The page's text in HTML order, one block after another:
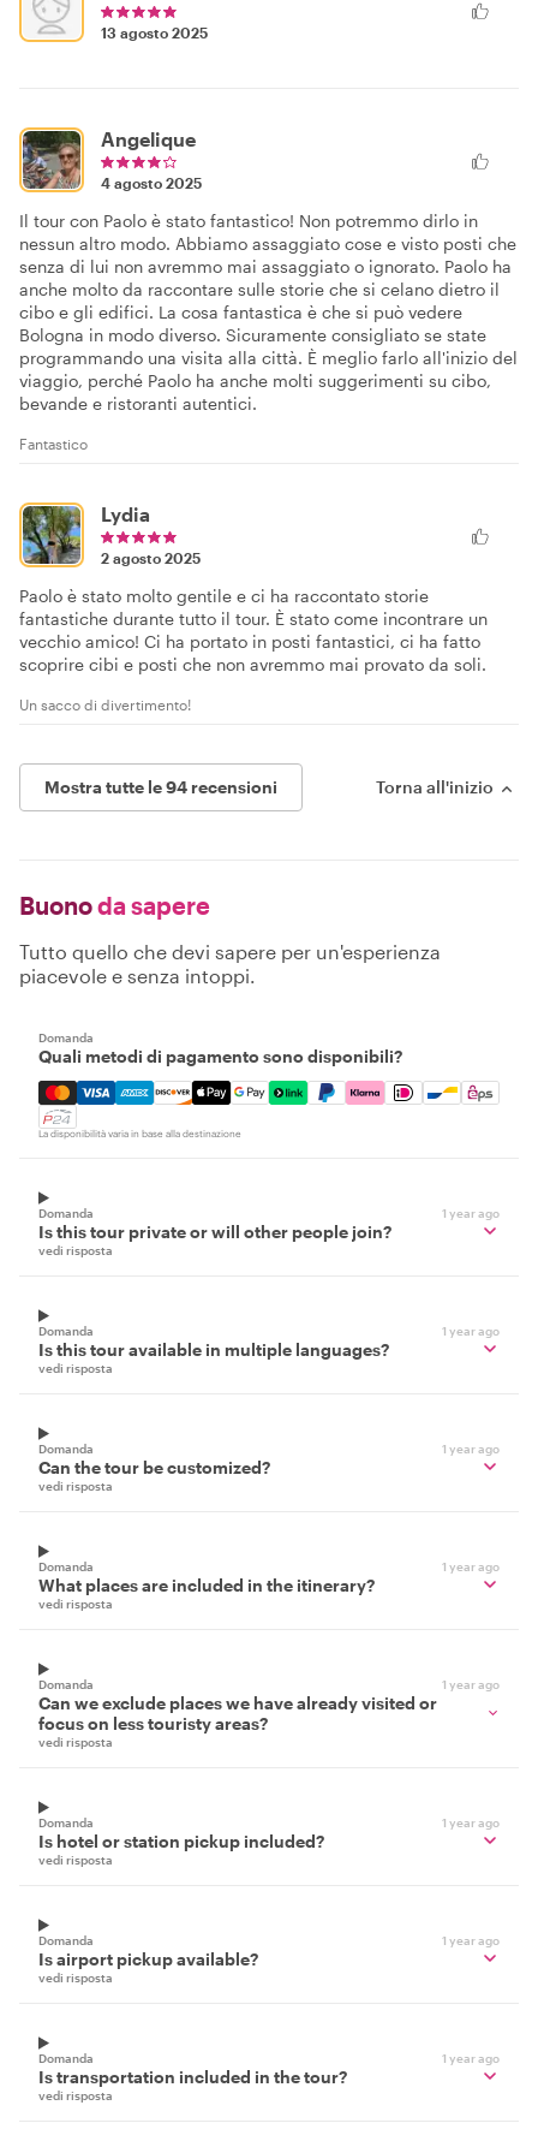
13 agosto 2025
Angelique
4 agosto 2025
Il tour con Paolo è stato fantastico! Non potremmo dirlo in
nessun altro modo. Abbiamo assaggiato cose e visto posti che
senza di lui non avremmo mai assaggiato o ignorato. Paolo ha
anche molto da raccontare sulle storie che si celano dietro il
cibo e gli edifici. La cosa fantastica è che si può vedere
Bologna in modo diverso. Sicuramente consigliato se state
programmando una visita alla città. È meglio farlo all'inizio del
viaggio, perché Paolo ha anche molti suggerimenti su cibo,
bevande e ristoranti autentici.
Fantastico
Lydia
2 agosto 2025
Paolo è stato molto gentile e ci ha raccontato storie
fantastiche durante tutto il tour. È stato come incontrare un
vecchio amico! Ci ha portato in posti fantastici, ci ha fatto
scoprire cibi e posti che non avremmo mai provato da soli.
Un sacco di divertimento!
Mostra tutte le 94 recensioni Torna all'inizio
Buonoda sapere
Tutto quello che devi sapere per un'esperienza
piacevole e senza intoppi.
Domanda
Quali metodi di pagamento sono disponibili?
Mastercard, Visa, Amex, Discover, Apple Pay, Google
La disponibilità varia in base alla destinazione
Domanda 1 year ago
Is this tour private or will other people join?
vedi risposta
Domanda 1 year ago
Is this tour available in multiple languages?
vedi risposta
Domanda 1 year ago
Can the tour be customized?
vedi risposta
Domanda 1 year ago
What places are included in the itinerary?
vedi risposta
Domanda 1 year ago
Can we exclude places we have already visited or
focus on less touristy areas?
vedi risposta
Domanda 1 year ago
Is hotel or station pickup included?
vedi risposta
Domanda 1 year ago
Is airport pickup available?
vedi risposta
Domanda 1 year ago
Is transportation included in the tour?
vedi risposta